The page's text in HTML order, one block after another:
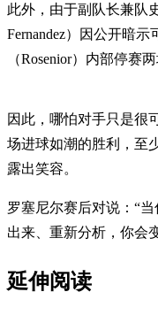
此外，由于副队长兼队
Fernandez）因公开暗
（Rosenior）内部停赛
因此，哪怕对手只是很
场进球如潮的胜利，至
露出笑容。
罗塞尼尔赛后对说：“
出来、重新分析，你会
延伸阅读